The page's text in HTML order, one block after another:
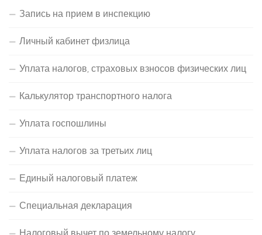
Запись на прием в инспекцию
Личный кабинет физлица
Уплата налогов, страховых взносов физических лиц
Калькулятор транспортного налога
Уплата госпошлины
Уплата налогов за третьих лиц
Единый налоговый платеж
Специальная декларация